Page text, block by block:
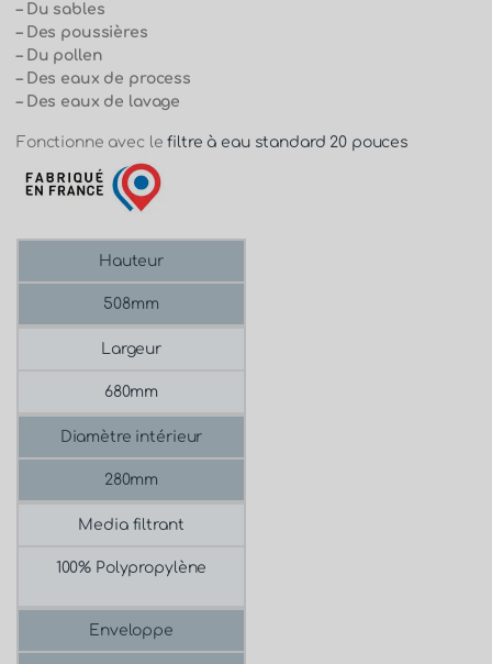
– Du sables
– Des poussières
– Du pollen
– Des eaux de process
– Des eaux de lavage
Fonctionne avec lefiltre à eau standard 20 pouces
Hauteur
508mm
Largeur
680mm
Diamètre intérieur
280mm
Media filtrant
100% Polypropylène
Enveloppe